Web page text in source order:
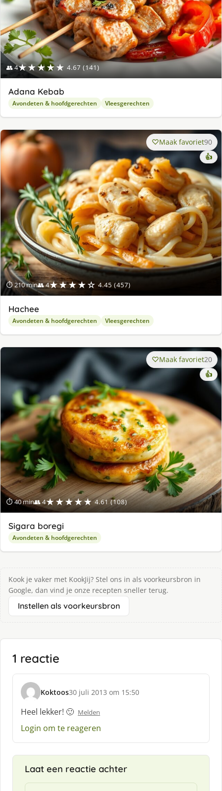
👥 4★★★★★ 4.67 (141)
Adana Kebab
Avondeten & hoofdgerechten Vleesgerechten
⏱ 210 min👥 4★★★★☆ 4.45 (457)
Maak favoriet90
👍
Hachee
Avondeten & hoofdgerechten Vleesgerechten
⏱ 40 min👥 4★★★★★ 4.61 (108)
Maak favoriet20
👍
Sigara boregi
Avondeten & hoofdgerechten
Kook je vaker met KookJij? Stel ons in als voorkeursbron in
Google, dan vind je onze recepten sneller terug.
Instellen als voorkeursbron
1 reactie
Koktoos
s
c
h
r
30 juli 2013 om 15:50
Heel lekker! 🙂 Melden
Login om te reageren
Laat een reactie achter